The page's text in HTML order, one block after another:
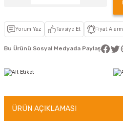
Yorum Yaz Tavsiye Et Fiyat
Bu Ürünü Sosyal Medyada Paylaş
ÜRÜN AÇIKLAMASI